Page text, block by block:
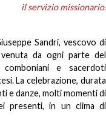
il servizio missionario.
Sandri, vescovo di
da ogni parte del
e sacerdoti
La celebrazione, durata
e danze, molti momenti di
presenti, in un clima di